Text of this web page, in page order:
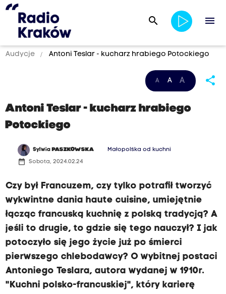
search menu
Audycje Antoni Teslar - kucharz hrabiego Potockiego
A A A share
Antoni Teslar - kucharz hrabiego
Potockiego
Sylwia PASZKOWSKA Małopolska od kuchni
date_range Sobota, 2024.02.24
Czy był Francuzem, czy tylko potrafił tworzyć
wykwintne dania haute cuisine, umiejętnie
łącząc francuską kuchnię z polską tradycją? A
jeśli to drugie, to gdzie się tego nauczył? I jak
potoczyło się jego życie już po śmierci
pierwszego chlebodawcy? O wybitnej postaci
Antoniego Teslara, autora wydanej w 1910r.
"Kuchni polsko-francuskiej", który karierę